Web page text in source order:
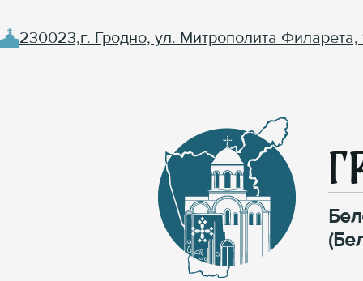
230023,г. Гродно, ул. Митрополита Филарета,